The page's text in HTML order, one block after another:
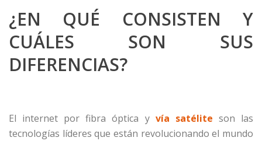
¿EN QUÉ CONSISTEN Y
CUÁLES SON SUS
DIFERENCIAS?
El internet por fibra óptica y vía satélite son las
tecnologías líderes que están revolucionando el mundo